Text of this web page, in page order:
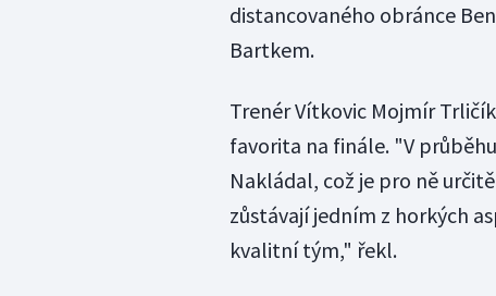
distancovaného obránce
Bartkem.
Trenér Vítkovic Mojmír
favorita na finále. "V
Nakládal, což je pro ně
zůstávají jedním z horkých
kvalitní tým," řekl.